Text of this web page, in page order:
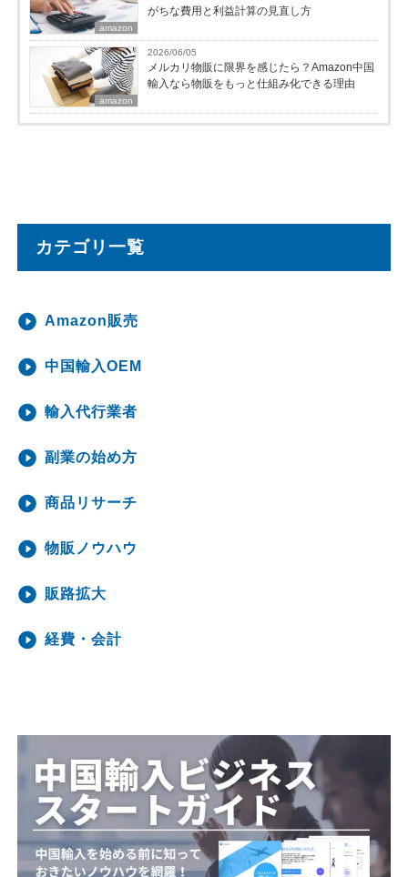
amazon
がちな費用と利益計算の見直し方
amazon
2026/06/05
メルカリ物販に限界を感じたら？Amazon中国
輸入なら物販をもっと仕組み化できる理由
カテゴリ一覧
Amazon販売
中国輸入OEM
輸入代行業者
副業の始め方
商品リサーチ
物販ノウハウ
販路拡大
経費・会計